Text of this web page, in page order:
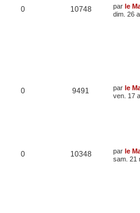
0 10748 par le
dim. 26
0 9491 par le
ven. 17
0 10348 par le
sam. 21